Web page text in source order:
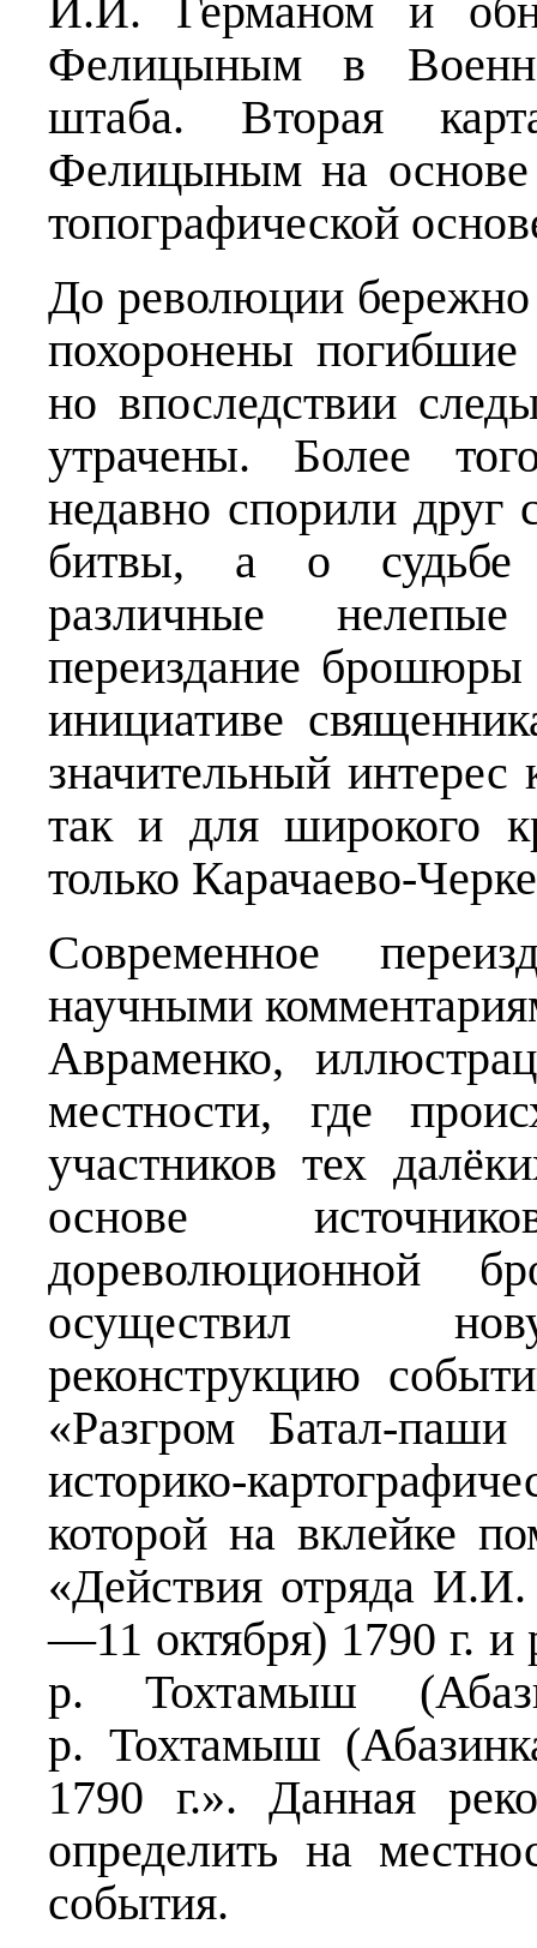
И.И. Германом и
Фелицыным в
штаба. Вторая
Фелицыным на
топографической
До революции бережно
похоронены
но впоследствии
утрачены. Более
недавно спорили друг
битвы, а о судьбе
различные
переиздание брошюры
инициативе
значительный
так и для широкого
только Карачаево-
Современное
научными
Авраменко,
местности, где
участников тех
основе
дореволюционной
осуществил
реконструкцию
«Разгром Батал-
историко-
которой на вклейке
«Действия отряда
—11 октября) 1790 г. и
р. Тохтамыш
р. Тохтамыш
1790 г.». Данная
определить на
события.